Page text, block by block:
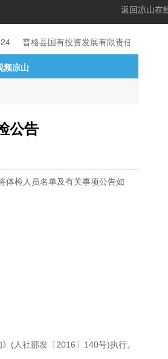
返回凉山在
普格县国有投资发展有限责任公司关
频凉山
公告
体检人员名单及有关事项公告如
(人社部发〔2016〕140号)执行。